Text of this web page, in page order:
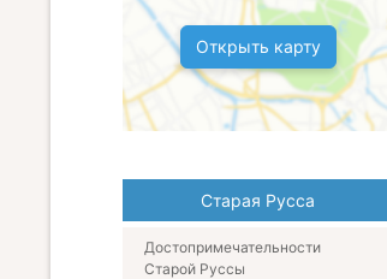
Открыть карту
Старая Русса
Достопримечательности
Старой Руссы